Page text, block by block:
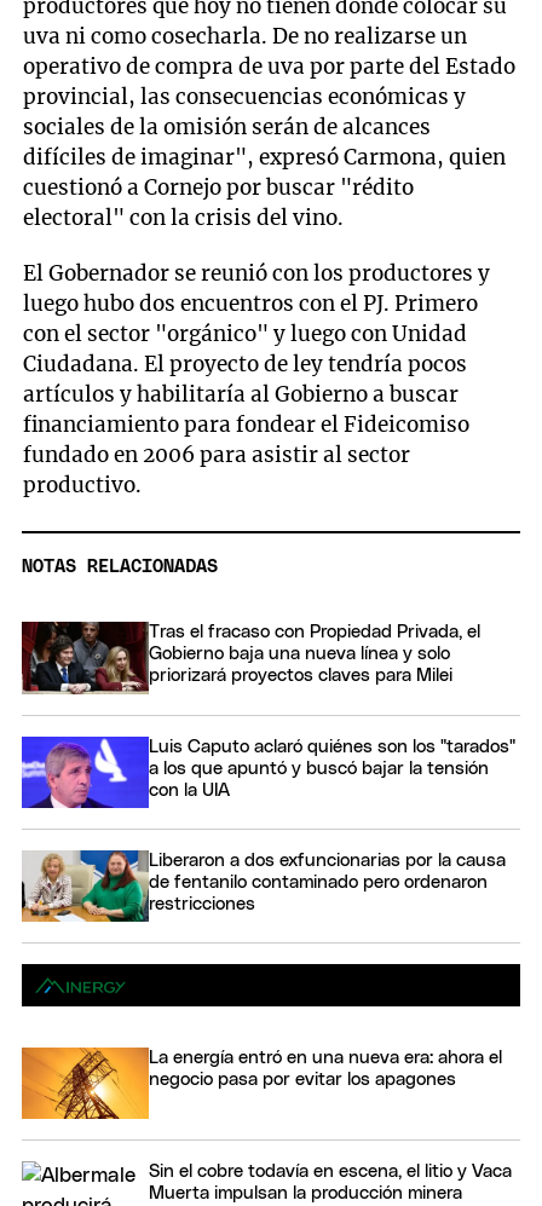
productores que hoy no tienen dónde colocar su
uva ni como cosecharla. De no realizarse un
operativo de compra de uva por parte del Estado
provincial, las consecuencias económicas y
sociales de la omisión serán de alcances
difíciles de imaginar", expresó Carmona, quien
cuestionó a Cornejo por buscar "rédito
electoral" con la crisis del vino.
El Gobernador se reunió con los productores y
luego hubo dos encuentros con el PJ. Primero
con el sector "orgánico" y luego con Unidad
Ciudadana. El proyecto de ley tendría pocos
artículos y habilitaría al Gobierno a buscar
financiamiento para fondear el Fideicomiso
fundado en 2006 para asistir al sector
productivo.
NOTAS RELACIONADAS
Tras el fracaso con Propiedad Privada, el
Gobierno baja una nueva línea y solo
priorizará proyectos claves para Milei
Luis Caputo aclaró quiénes son los "tarados"
a los que apuntó y buscó bajar la tensión
con la UIA
Liberaron a dos exfuncionarias por la causa
de fentanilo contaminado pero ordenaron
restricciones
La energía entró en una nueva era: ahora el
negocio pasa por evitar los apagones
Sin el cobre todavía en escena, el litio y Vaca
Muerta impulsan la producción minera